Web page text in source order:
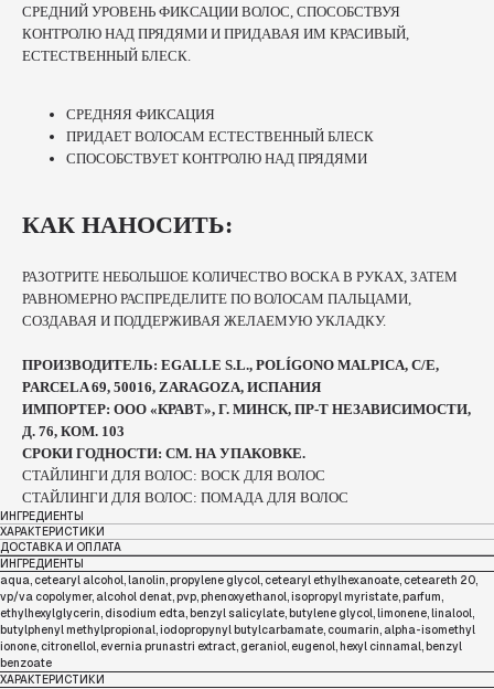
СРЕДНИЙ УРОВЕНЬ ФИКСАЦИИ ВОЛОС, СПОСОБСТВУЯ
КОНТРОЛЮ НАД ПРЯДЯМИ И ПРИДАВАЯ ИМ КРАСИВЫЙ,
ЕСТЕСТВЕННЫЙ БЛЕСК.
СРЕДНЯЯ ФИКСАЦИЯ
ПРИДАЕТ ВОЛОСАМ ЕСТЕСТВЕННЫЙ БЛЕСК
СПОСОБСТВУЕТ КОНТРОЛЮ НАД ПРЯДЯМИ
КАК НАНОСИТЬ:
РАЗОТРИТЕ НЕБОЛЬШОЕ КОЛИЧЕСТВО ВОСКА В РУКАХ, ЗАТЕМ
РАВНОМЕРНО РАСПРЕДЕЛИТЕ ПО ВОЛОСАМ ПАЛЬЦАМИ,
СОЗДАВАЯ И ПОДДЕРЖИВАЯ ЖЕЛАЕМУЮ УКЛАДКУ.
ПРОИЗВОДИТЕЛЬ: EGALLE S.L., POLÍGONO MALPICA, C/E,
PARCELA 69, 50016, ZARAGOZA, ИСПАНИЯ
ИМПОРТЕР: ООО «КРАВТ», Г. МИНСК, ПР-Т НЕЗАВИСИМОСТИ,
Д. 76, КОМ. 103
СРОКИ ГОДНОСТИ: СМ. НА УПАКОВКЕ.
СТАЙЛИНГИ ДЛЯ ВОЛОС: ВОСК ДЛЯ ВОЛОС
СТАЙЛИНГИ ДЛЯ ВОЛОС: ПОМАДА ДЛЯ ВОЛОС
ИНГРЕДИЕНТЫ
ХАРАКТЕРИСТИКИ
ДОСТАВКА И ОПЛАТА
ИНГРЕДИЕНТЫ
aqua, cetearyl alcohol, lanolin, propylene glycol, cetearyl ethylhexanoate, ceteareth 20,
vp/va copolymer, alcohol denat, pvp, phenoxyethanol, isopropyl myristate, parfum,
ethylhexylglycerin, disodium edta, benzyl salicylate, butylene glycol, limonene, linalool,
butylphenyl methylpropional, iodopropynyl butylcarbamate, coumarin, alpha-isomethyl
ionone, citronellol, evernia prunastri extract, geraniol, eugenol, hexyl cinnamal, benzyl
benzoate
ХАРАКТЕРИСТИКИ